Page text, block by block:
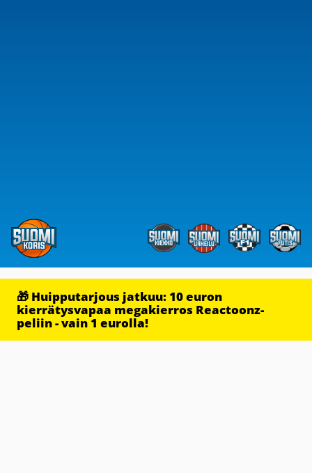
🎁 Huipputarjous jatkuu: 10 euron
kierrätysvapaa megakierros Reactoonz-
peliin - vain 1 eurolla!